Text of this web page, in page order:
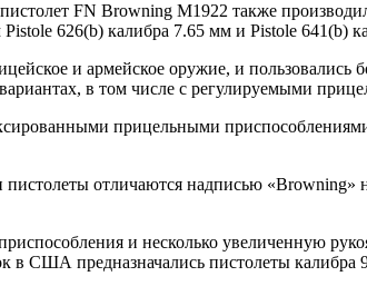
FN Browning M1922 также
Pistole 626(b) калибра 7.65 мм и Pistole 641(b)
и армейское оружие, и пользовались
в том числе с регулируемыми
прицельными
отличаются надписью «Browning»
и несколько увеличенную
в США предназначались пистолеты калибра